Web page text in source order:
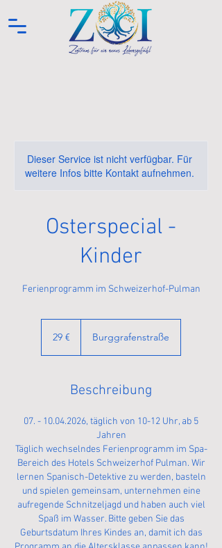
Dieser Service ist nicht verfügbar. Für
weitere Infos bitte Kontakt aufnehmen.
Osterspecial -
Kinder
Ferienprogramm im Schweizerhof-Pulman
29 € Burggrafenstraße
Beschreibung
07. - 10.04.2026, täglich von 10-12 Uhr, ab 5
Jahren
Täglich wechselndes Ferienprogramm im Spa-
Bereich des Hotels Schweizerhof Pulman. Wir
lernen Spanisch-Detektive zu werden, basteln
und spielen gemeinsam, unternehmen eine
aufregende Schnitzeljagd und haben auch viel
Spaß im Wasser. Bitte geben Sie das
Geburtsdatum Ihres Kindes an, damit ich das